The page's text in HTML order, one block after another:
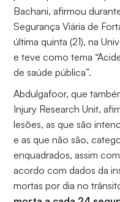
Bachani, afirmou
Segurança Viária de
última quinta (21), na
e teve como tema
de saúde pública”.
Abdulgafoor, que
Injury Research Unit,
lesões, as que são
e as que não são,
enquadrados, assim
acordo com dados da
mortas por dia no